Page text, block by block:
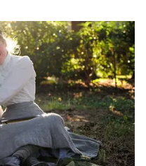
பல எடை
பலரும் எடுத்து
பல ஆபத்தான
முறை